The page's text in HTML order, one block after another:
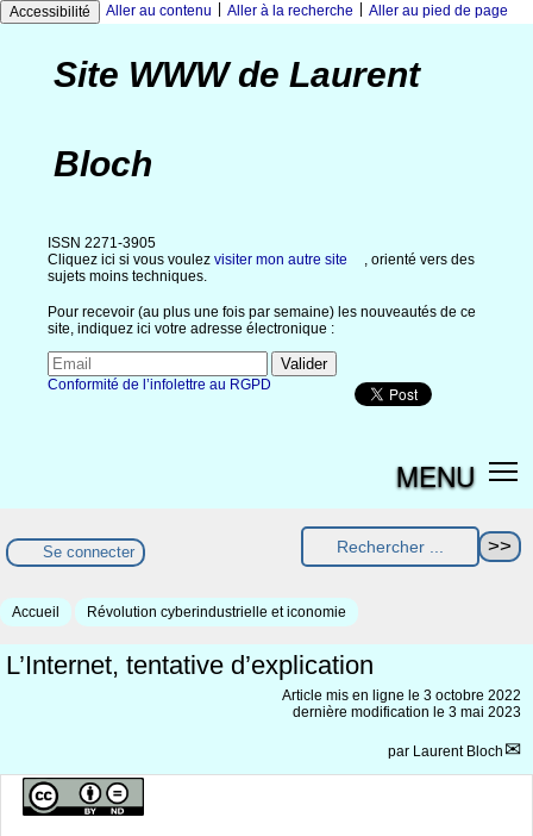
Accessibilité Aller au contenu Aller à la recherche Aller au pied de page
Site WWW de Laurent
Bloch
ISSN 2271-3905
Cliquez ici si vous voulez visiter mon autre site
, orienté vers des
sujets moins techniques.
Pour recevoir (au plus une fois par semaine) les nouveautés de ce
site, indiquez ici votre adresse électronique :
Conformité de l’infolettre au RGPD
MENU
Se connecter
Accueil Révolution cyberindustrielle et iconomie
L’Internet, tentative d’explication
Article mis en ligne le 3 octobre 2022
dernière modification le 3 mai 2023
par Laurent Bloch